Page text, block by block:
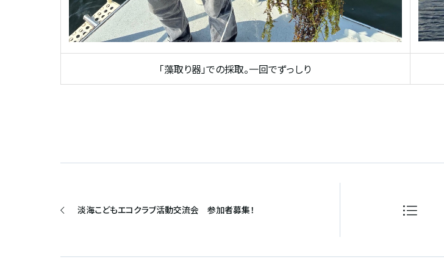
「藻取り器」での採取。一回でずっしり
淡海こどもエコクラブ活動交流会 参加者募集！